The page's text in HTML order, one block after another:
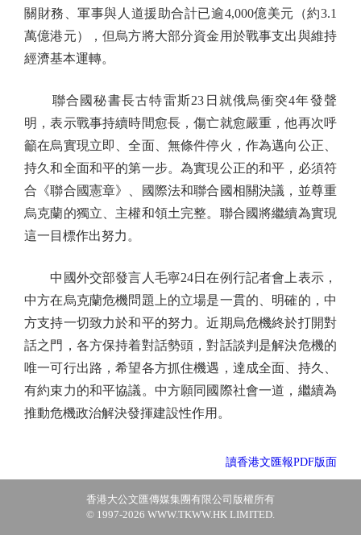
關財務、軍事與人道援助合計已逾4,000億美元（約3.1
萬億港元），但烏方將大部分資金用於戰事支出與維持
經濟基本運轉。
聯合國秘書長古特雷斯23日就俄烏衝突4年發聲
明，表示戰事持續時間愈長，傷亡就愈嚴重，他再次呼
籲在烏實現立即、全面、無條件停火，作為邁向公正、
持久和全面和平的第一步。為實現公正的和平，必須符
合《聯合國憲章》、國際法和聯合國相關決議，並尊重
烏克蘭的獨立、主權和領土完整。聯合國將繼續為實現
這一目標作出努力。
中國外交部發言人毛寧24日在例行記者會上表示，
中方在烏克蘭危機問題上的立場是一貫的、明確的，中
方支持一切致力於和平的努力。近期烏危機終於打開對
話之門，各方保持着對話勢頭，對話談判是解決危機的
唯一可行出路，希望各方抓住機遇，達成全面、持久、
有約束力的和平協議。中方願同國際社會一道，繼續為
推動危機政治解決發揮建設性作用。
讀香港文匯報PDF版面
香港大公文匯傳媒集團有限公司版權所有
© 1997-2026 WWW.TKWW.HK LIMITED.